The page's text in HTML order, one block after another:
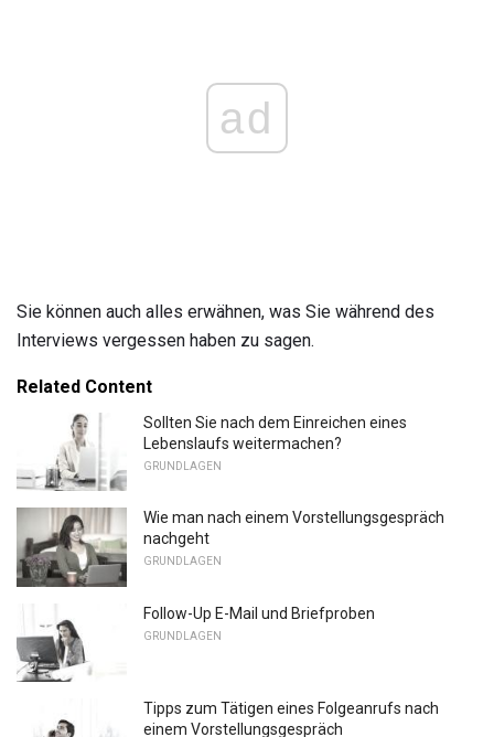
ad
Sie können auch alles erwähnen, was Sie während des
Interviews vergessen haben zu sagen.
Related Content
Sollten Sie nach dem Einreichen eines
Lebenslaufs weitermachen?
GRUNDLAGEN
Wie man nach einem Vorstellungsgespräch
nachgeht
GRUNDLAGEN
Follow-Up E-Mail und Briefproben
GRUNDLAGEN
Tipps zum Tätigen eines Folgeanrufs nach
einem Vorstellungsgespräch